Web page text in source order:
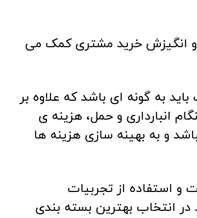
و انگیزش خرید مشتری کمک می
به گونه ای باشد که علاوه بر
انبارداری و حمل، هزینه ی
و به بهینه سازی هزینه ها
و استفاده از تجربیات
انتخاب بهترین بسته بندی